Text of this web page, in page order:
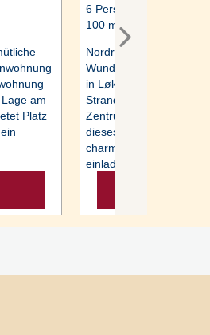
am
Platz
6 Personen, 120 m²
100 m zum Wasser.
Nordre Strandvej 3A –
Wunderschönes
in Løkken Nur 100
Strand entfernt und
Zentrum gelegen,
dieses Ferienhaus mit
charmanten
einladendem ...